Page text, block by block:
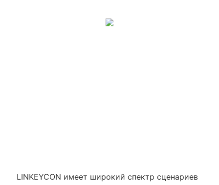
LINKEYCON имеет широкий спектр сценариев